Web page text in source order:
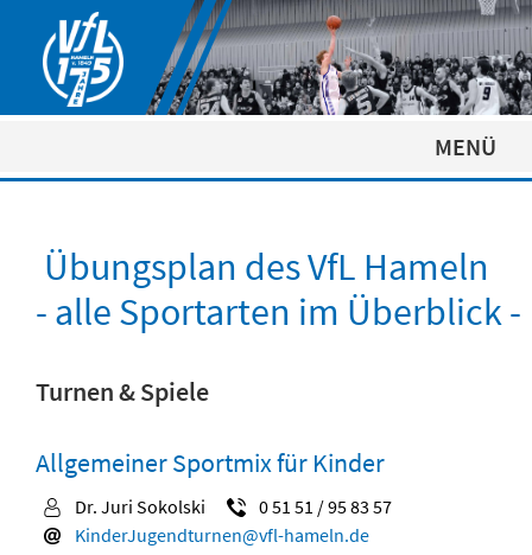
MENÜ
Übungsplan des VfL Hameln
- alle Sportarten im Überblick -
Turnen & Spiele
Allgemeiner Sportmix für Kinder
Dr. Juri Sokolski
0 51 51 / 95 83 57
KinderJugendturnen@vfl-hameln.de